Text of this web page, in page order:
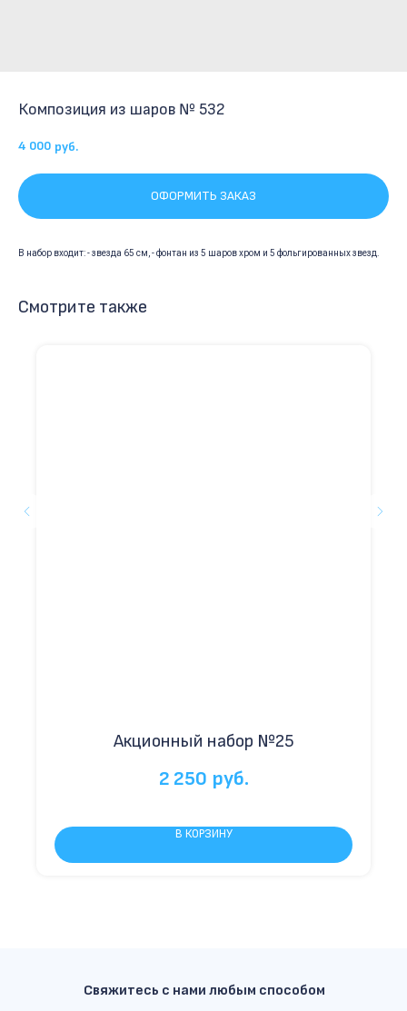
Композиция из шаров № 532
4 000 руб.
ОФОРМИТЬ ЗАКАЗ
В набор входит: - звезда 65 см, - фонтан из 5 шаров хром и 5 фольгированных звезд.
Смотрите также
Акционный набор №25
2 250 руб.
В КОРЗИНУ
Свяжитесь с нами любым способом